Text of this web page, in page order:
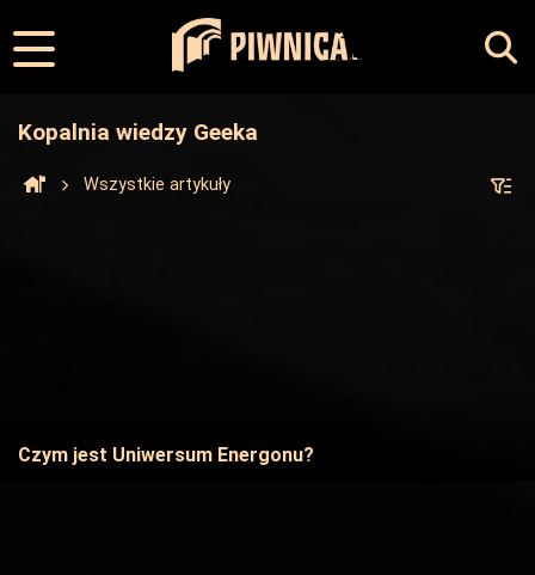
Kopalnia wiedzy Geeka
Wszystkie artykuły
Czym jest Uniwersum Energonu?